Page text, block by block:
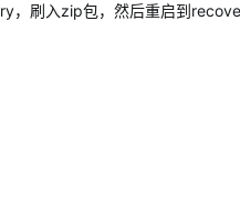
刷入zip包，然后重启到